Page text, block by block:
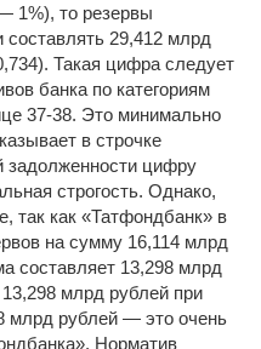
1%), то резервы
29,412 млрд
Такая цифра следует
банка по категориям
37-38. Это минимально
в строчке
задолженности цифру
строгость. Однако,
так как «Татфондбанк» в
на сумму 16,114 млрд
составляет 13,298 млрд
млрд рублей при
млрд рублей — это очень
Норматив